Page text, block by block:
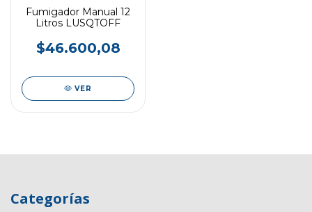
Fumigador Manual 12
Litros LUSQTOFF
$46.600,08
VER
Categorías